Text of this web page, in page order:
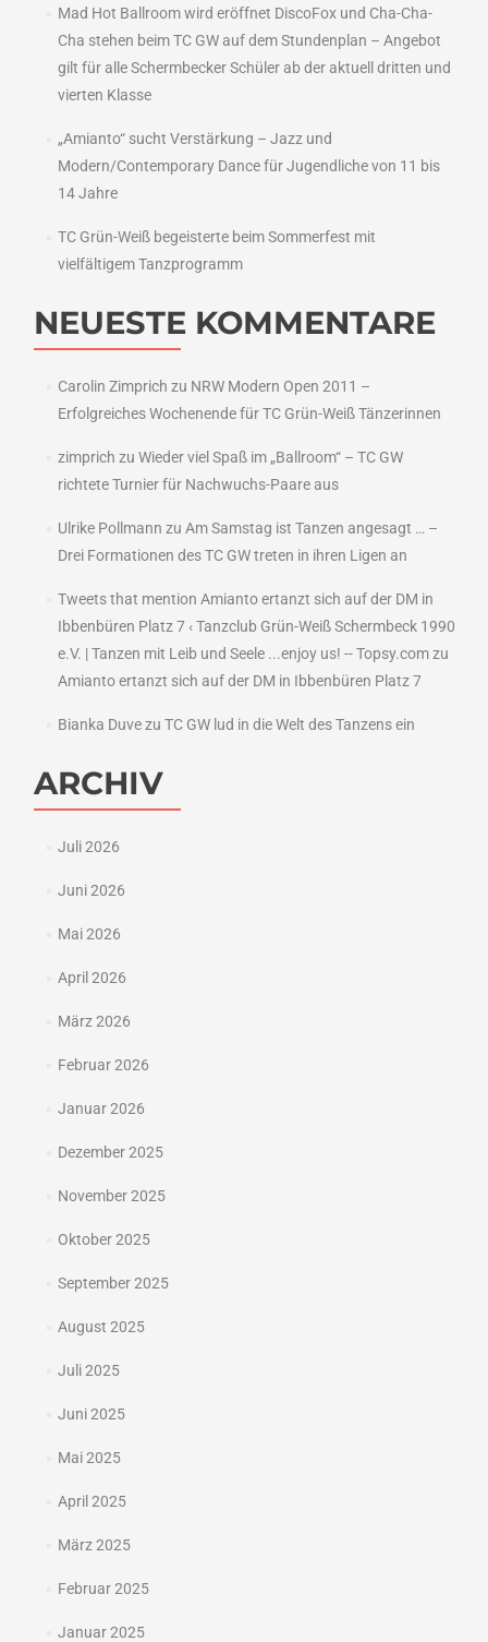
Mad Hot Ballroom wird eröffnet DiscoFox und Cha-Cha-
Cha stehen beim TC GW auf dem Stundenplan – Angebot
gilt für alle Schermbecker Schüler ab der aktuell dritten und
vierten Klasse
„Amianto“ sucht Verstärkung – Jazz und
Modern/Contemporary Dance für Jugendliche von 11 bis
14 Jahre
TC Grün-Weiß begeisterte beim Sommerfest mit
vielfältigem Tanzprogramm
NEUESTE KOMMENTARE
Carolin Zimprich zu NRW Modern Open 2011 –
Erfolgreiches Wochenende für TC Grün-Weiß Tänzerinnen
zimprich zu Wieder viel Spaß im „Ballroom“ – TC GW
richtete Turnier für Nachwuchs-Paare aus
Ulrike Pollmann zu Am Samstag ist Tanzen angesagt … –
Drei Formationen des TC GW treten in ihren Ligen an
Tweets that mention Amianto ertanzt sich auf der DM in
Ibbenbüren Platz 7 ‹ Tanzclub Grün-Weiß Schermbeck 1990
e.V. | Tanzen mit Leib und Seele ...enjoy us! -- Topsy.comzu
Amianto ertanzt sich auf der DM in Ibbenbüren Platz 7
Bianka Duvezu TC GW lud in die Welt des Tanzens ein
ARCHIV
Juli 2026
Juni 2026
Mai 2026
April 2026
März 2026
Februar 2026
Januar 2026
Dezember 2025
November 2025
Oktober 2025
September 2025
August 2025
Juli 2025
Juni 2025
Mai 2025
April 2025
März 2025
Februar 2025
Januar 2025